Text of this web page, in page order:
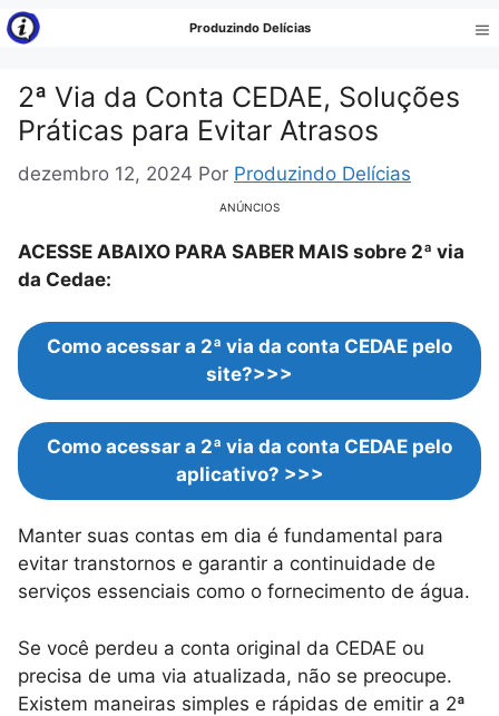
Pular
para
conteúdo
Produzindo Delícias
2ª Via da Conta CEDAE, Soluções
Práticas para Evitar Atrasos
dezembro 12, 2024 Por Produzindo Delícias
ANÚNCIOS
ACESSE ABAIXO PARA SABER MAIS sobre 2ª via
da Cedae:
Como acessar a 2ª via da conta CEDAE pelo
site?>>>
Como acessar a 2ª via da conta CEDAE pelo
aplicativo? >>>
Manter suas contas em dia é fundamental para
evitar transtornos e garantir a continuidade de
serviços essenciais como o fornecimento de água.
Se você perdeu a conta original da CEDAE ou
precisa de uma via atualizada, não se preocupe.
Existem maneiras simples e rápidas de emitir a 2ª